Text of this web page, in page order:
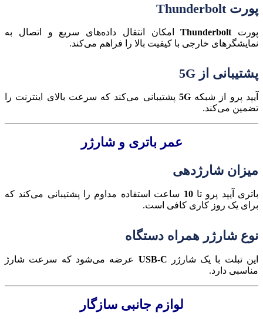
پورت Thunderbolt
پورت Thunderboltامکان انتقال داده‌های سریع و اتصال به
نمایشگرهای خارجی با کیفیت بالا را فراهم می‌کند.
پشتیبانی از 5G
آیپد پرو از شبکه5G پشتیبانی می‌کند که سرعت بالای اینترنت را
تضمین می‌کند.
عمر باتری و شارژر
میزان شارژدهی
باتری آیپد پرو تا10 ساعت استفاده مداوم را پشتیبانی می‌کند که
برای یک روز کاری کافی است.
نوع شارژر همراه دستگاه
این تبلت با یک شارژر USB-C عرضه می‌شود که سرعت شارژ
مناسبی دارد.
لوازم جانبی سازگار